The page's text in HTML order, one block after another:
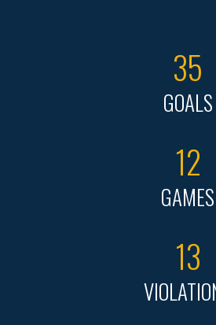
35
GOALS
12
GAMES
13